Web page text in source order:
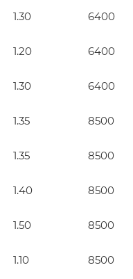
1.30 6400
1.20 6400
1.30 6400
1.35 8500
1.35 8500
1.40 8500
1.50 8500
1.10 8500